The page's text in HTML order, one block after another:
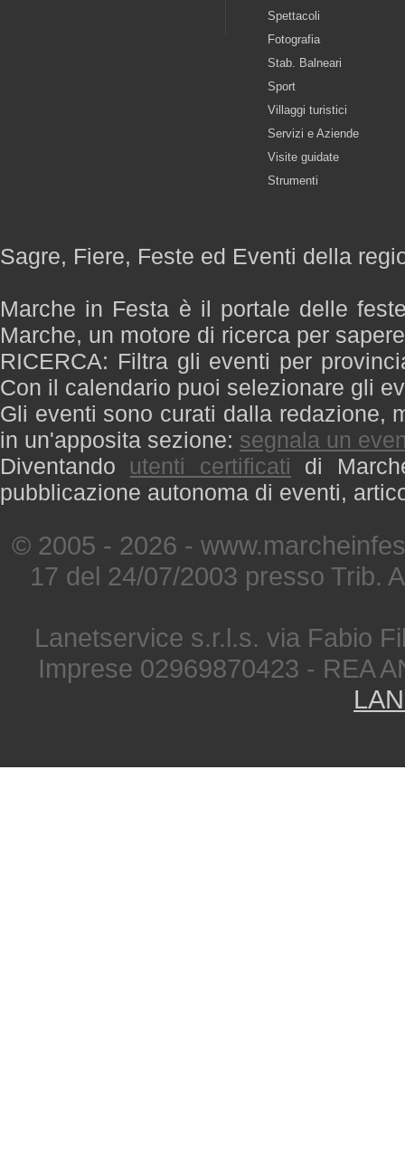
Spettacoli
Fotografia
Stab. Balneari
Sport
Villaggi turistici
Servizi e Aziende
Visite guidate
Strumenti
Sagre, Fiere, Feste ed Eventi della
Marche in Festa è il portale delle
Marche, un motore di ricerca per
RICERCA: Filtra gli eventi per
Con il calendario puoi selezionare gli
Gli eventi sono curati dalla redazione,
in un'apposita sezione: segnala un
Diventando utenti certificati di
pubblicazione autonoma di eventi,
© 2005 - 2026 -
17 del 24/07/2003 presso Trib.
Lanetservice s.r.l.s. via Fabio
Imprese 02969870423 - REA